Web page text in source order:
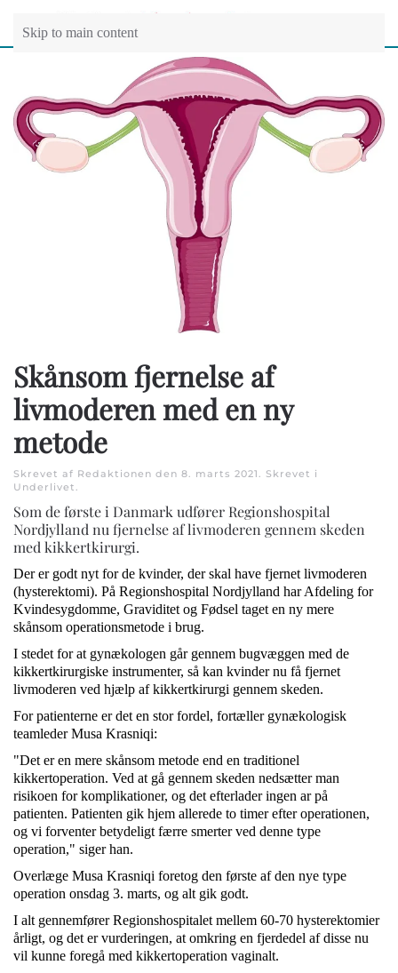
Skip to main content
Skånsom fjernelse af
livmoderen med en ny
metode
Skrevet af Redaktionen den 8. marts 2021
. Skrevet i
Underlivet
Som de første i Danmark udfører Regionshospital
Nordjylland nu fjernelse af livmoderen gennem skeden
med kikkertkirurgi.
Der er godt nyt for de kvinder, der skal have fjernet livmoderen
(hysterektomi). På Regionshospital Nordjylland har Afdeling for
Kvindesygdomme, Graviditet og Fødsel taget en ny mere
skånsom operationsmetode i brug.
I stedet for at gynækologen går gennem bugvæggen med de
kikkertkirurgiske instrumenter, så kan kvinder nu få fjernet
livmoderen ved hjælp af kikkertkirurgi gennem skeden.
For patienterne er det en stor fordel, fortæller gynækologisk
teamleder Musa Krasniqi:
"Det er en mere skånsom metode end en traditionel
kikkertoperation. Ved at gå gennem skeden nedsætter man
risikoen for komplikationer, og det efterlader ingen ar på
patienten. Patienten gik hjem allerede to timer efter operationen,
og vi forventer betydeligt færre smerter ved denne type
operation," siger han.
Overlæge Musa Krasniqi foretog den første af den nye type
operation onsdag 3. marts, og alt gik godt.
I alt gennemfører Regionshospitalet mellem 60-70 hysterektomier
årligt, og det er vurderingen, at omkring en fjerdedel af disse nu
vil kunne foregå med kikkertoperation vaginalt.